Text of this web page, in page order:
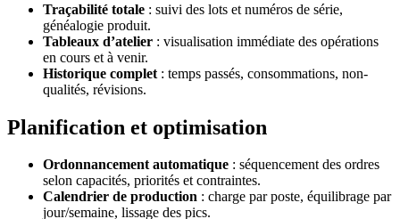
Traçabilité totale : suivi des lots et numéros de série,
généalogie produit.
Tableaux d’atelier : visualisation immédiate des opérations
en cours et à venir.
Historique complet : temps passés, consommations, non-
qualités, révisions.
Planification et optimisation
Ordonnancement automatique : séquencement des ordres
selon capacités, priorités et contraintes.
Calendrier de production : charge par poste, équilibrage par
jour/semaine, lissage des pics.